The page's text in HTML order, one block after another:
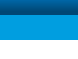
Zum
Inhalt AFD